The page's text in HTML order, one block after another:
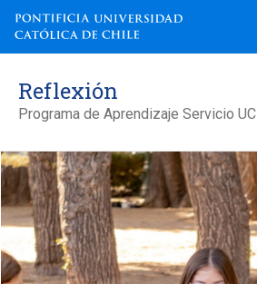
Reflexión
Programa de Aprendizaje Servicio UC